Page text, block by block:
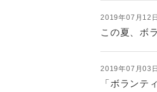
2019年07月12日
この夏、ボ
2019年07月03日
「ボランテ